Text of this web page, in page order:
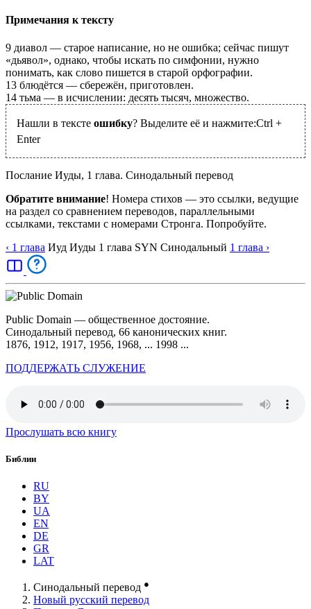
Примечания к тексту
9 диавол — старое написание, но не ошибка; сейчас пишут
«дьявол», однако, чтобы искать по симфонии, нужно
понимать, как слово пишется в старой орфографии.
13 блюдётся — сбережён, приготовлен.
14 тьма — в исчислении: десять тысяч, множество.
Нашли в тексте ошибку? Выделите её и нажмите:Ctrl +
Enter
Послание Иуды, 1 глава. Синодальный перевод
Обратите внимание! Номера стихов — это ссылки, ведущие
на раздел со сравнением переводов, параллельными
ссылками, текстами с номерами Стронга. Попробуйте.
‹ 1 глава Иуд Иуды 1 глава SYN Синодальный 1 глава ›
Public Domain — общественное достояние.
Синодальный перевод, 66 канонических книг.
1876, 1912, 1917, 1956, 1968, ... 1998 ...
ПОДДЕРЖАТЬ СЛУЖЕНИЕ
Прослушать всю книгу
Библии
RU
BY
UA
EN
DE
GR
LAT
Синодальный перевод ●
Новый русский перевод